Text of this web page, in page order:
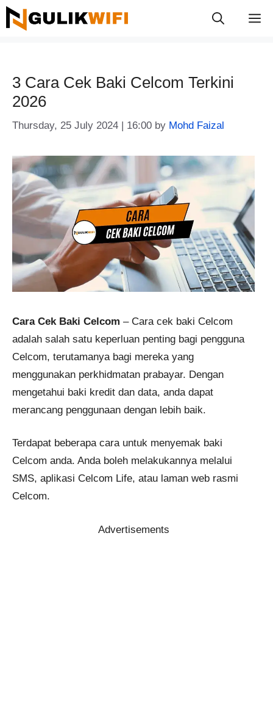
Skip
to
3 Cara Cek Baki Celcom Terkini
2026
Thursday, 25 July 2024 | 16:00 by Mohd Faizal
Cara Cek Baki Celcom – Cara cek baki Celcom
adalah salah satu keperluan penting bagi pengguna
Celcom, terutamanya bagi mereka yang
menggunakan perkhidmatan prabayar. Dengan
mengetahui baki kredit dan data, anda dapat
merancang penggunaan dengan lebih baik.
Terdapat beberapa cara untuk menyemak baki
Celcom anda. Anda boleh melakukannya melalui
SMS, aplikasi Celcom Life, atau laman web rasmi
Celcom.
Advertisements